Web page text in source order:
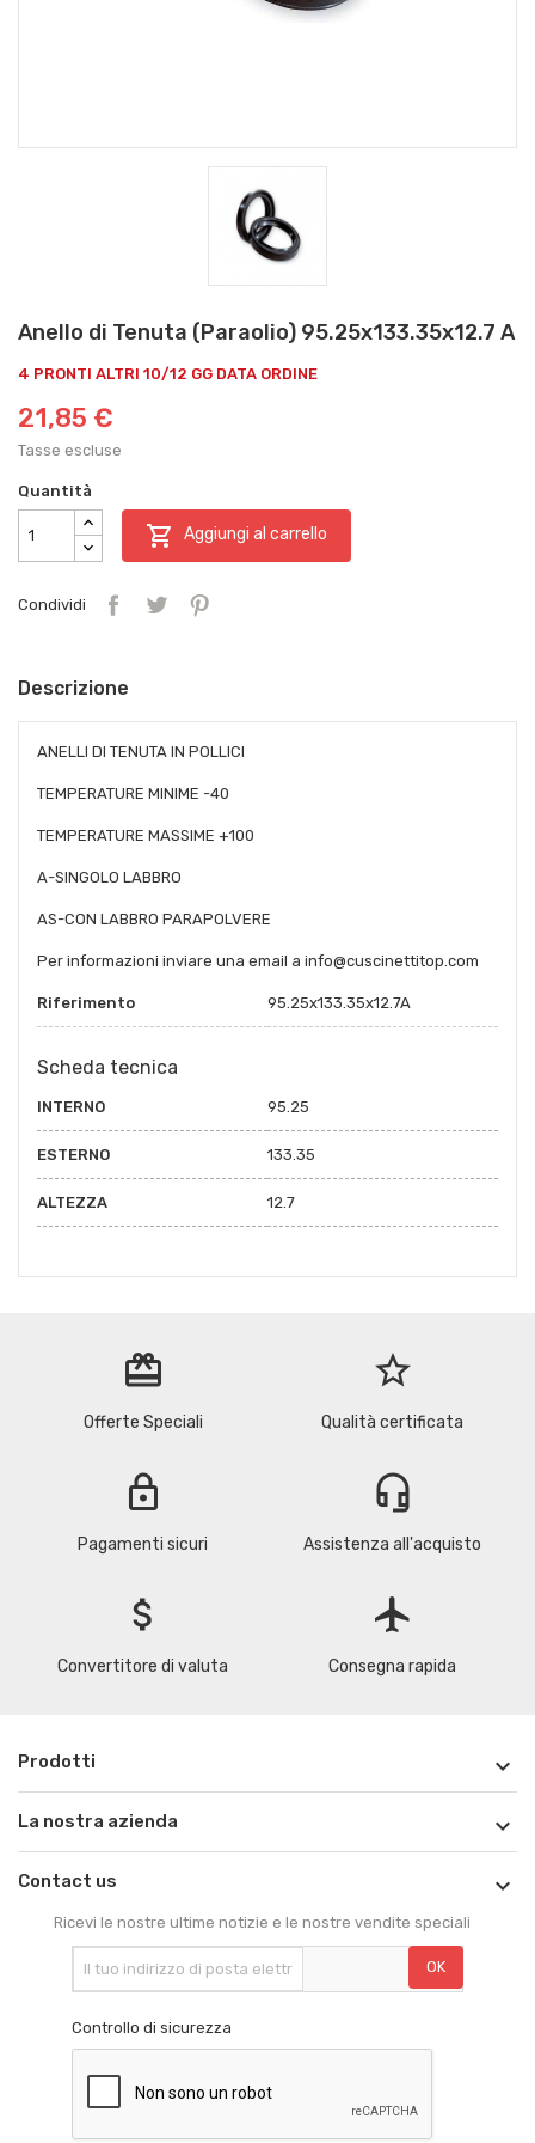
Anello di Tenuta (Paraolio) 95.25x133.35x12.7 A
4 PRONTI ALTRI 10/12 GG DATA ORDINE
21,85 €
Tasse escluse
Quantità
 Aggiungi al carrello
Condividi
Descrizione
ANELLI DI TENUTA IN POLLICI
TEMPERATURE MINIME -40
TEMPERATURE MASSIME +100
A-SINGOLO LABBRO
AS-CON LABBRO PARAPOLVERE
Per informazioni inviare una email a info@cuscinettitop.com
Riferimento 95.25x133.35x12.7A
Scheda tecnica
INTERNO 95.25
ESTERNO 133.35
ALTEZZA 12.7
redeem
Offerte Speciali
star_border
Qualità certificata
lock
Pagamenti sicuri
headset_mic
Assistenza all'acquisto
attach_money
Convertitore di valuta
flight
Consegna rapida
Prodotti 
La nostra azienda 
Contact us 
Ricevi le nostre ultime notizie e le nostre vendite speciali
Controllo di sicurezza